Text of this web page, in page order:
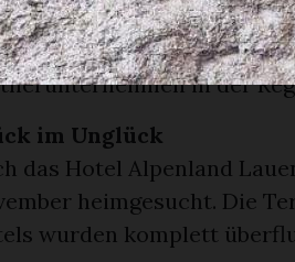
möchten, arbeitet
während des Winters zu
in der
im Unglück
das Hotel Alpenland
heimgesucht. Die
wurden komplett